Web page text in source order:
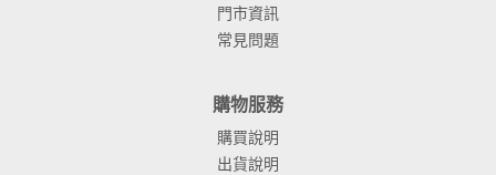
門市資訊
常見問題
購物服務
購買說明
出貨說明